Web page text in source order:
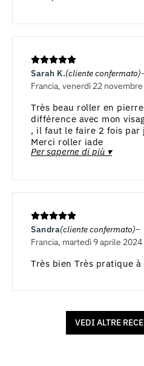
Sarah K.(cliente confermato)
Francia, venerdì 22
Très beau roller en
différence avec mon
, il faut le faire 2 fois par
Merci roller jade
Per saperne di più ▾
Sandra(cliente confermato)
Francia, martedì 9 aprile 2024
Très bien Très
VEDI ALTRE